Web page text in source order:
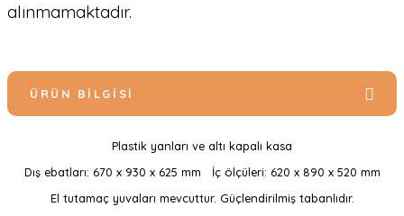
alınmamaktadır.
ÜRÜN BILGISI
Plastik yanları ve altı kapalı kasa
Dış ebatları: 670 x 930 x 625 mm İç ölçüleri: 620 x 890 x 520 mm
El tutamaç yuvaları mevcuttur. Güçlendirilmiş tabanlıdır.